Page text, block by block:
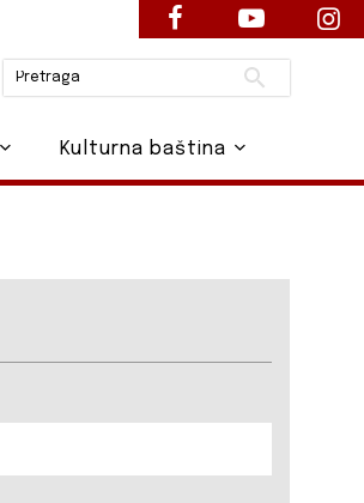
Pretraži
Kulturna baština